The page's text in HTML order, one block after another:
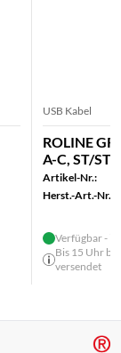
USB Kabel
ROLINE
A-C, ST/ST,
Artikel-Nr.:
Herst.-Art.-Nr.:
Verfügbar -
Bis 15 Uhr
versendet